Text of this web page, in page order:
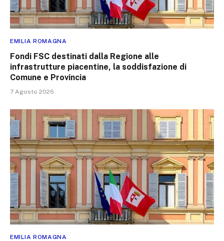
EMILIA ROMAGNA
Fondi FSC destinati dalla Regione alle
infrastrutture piacentine, la soddisfazione di
Comune e Provincia
7 Agosto 2026
EMILIA ROMAGNA